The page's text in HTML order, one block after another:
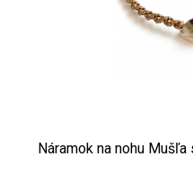
Náramok na nohu